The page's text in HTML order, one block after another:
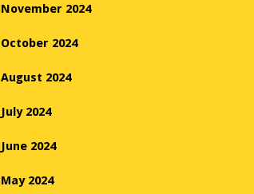
November 2024
October 2024
August 2024
July 2024
June 2024
May 2024